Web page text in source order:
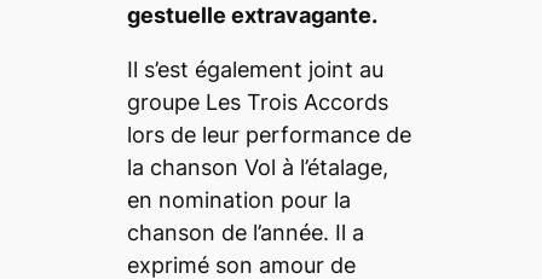
gestuelle extravagante.
Il s’est également joint au
groupe Les Trois Accords
lors de leur performance de
la chanson Vol à l’étalage,
en nomination pour la
chanson de l’année. Il a
exprimé son amour de